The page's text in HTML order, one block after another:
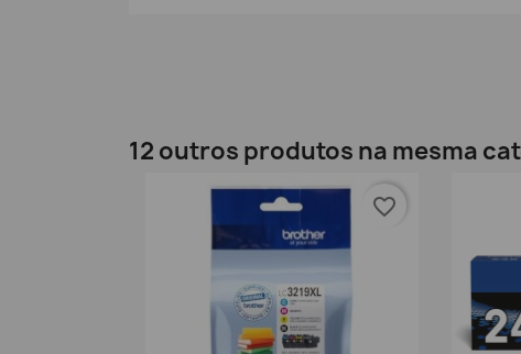
12 outros produtos na mesma
favorite_border